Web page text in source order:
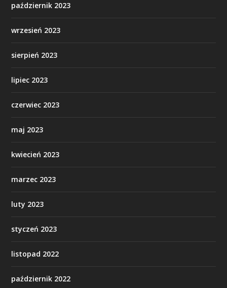
październik 2023
wrzesień 2023
sierpień 2023
lipiec 2023
czerwiec 2023
maj 2023
kwiecień 2023
marzec 2023
luty 2023
styczeń 2023
listopad 2022
październik 2022